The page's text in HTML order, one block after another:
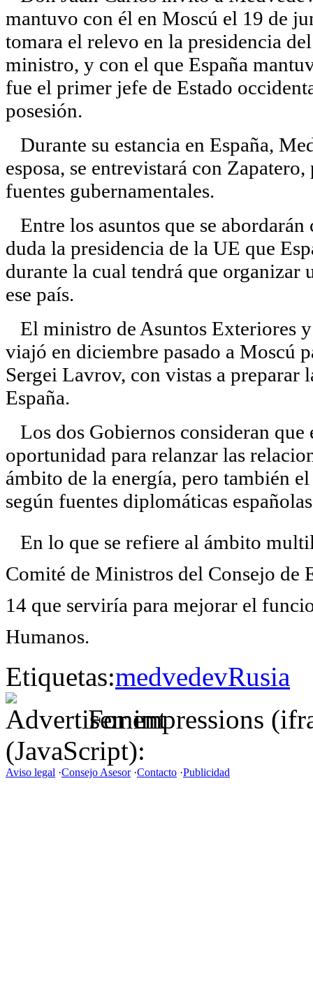
mantuvo con él en Moscú el 19 de
tomara el relevo en la presidencia
ministro, y con el que España
fue el primer jefe de Estado
posesión.
Durante su estancia en España,
esposa, se entrevistará con
fuentes gubernamentales.
Entre los asuntos que se
duda la presidencia de la UE que
durante la cual tendrá que organizar
ese país.
El ministro de Asuntos Exteriores
viajó en diciembre pasado a Moscú
Sergei Lavrov, con vistas a preparar
España.
Los dos Gobiernos consideran que
oportunidad para relanzar las
ámbito de la energía, pero también
según fuentes diplomáticas
En lo que se refiere al ámbito
Comité de Ministros del Consejo de
14 que serviría para mejorar el
Humanos.
Etiquetas:medvedevRusia
For impressions
(JavaScript):
Aviso legal ·Consejo Asesor·Contacto ·Publicidad